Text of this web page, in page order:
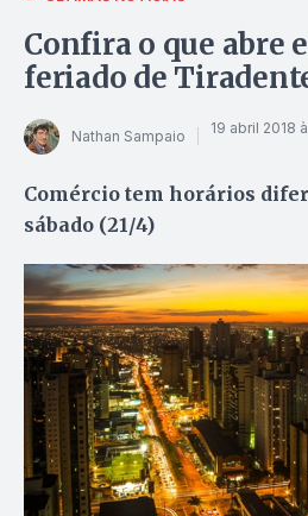
Confira o que abre
feriado de
Nathan Sampaio 19 abril 2018
Comércio tem horários
sábado (21/4)